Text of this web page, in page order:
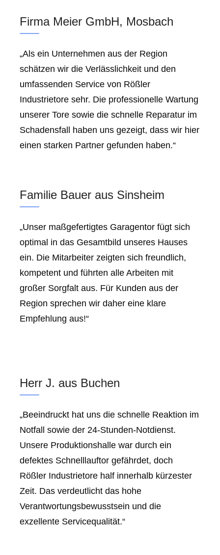
Firma Meier GmbH, Mosbach
„Als ein Unternehmen aus der Region
schätzen wir die Verlässlichkeit und den
umfassenden Service von Rößler
Industrietore sehr. Die professionelle Wartung
unserer Tore sowie die schnelle Reparatur im
Schadensfall haben uns gezeigt, dass wir hier
einen starken Partner gefunden haben.“
Familie Bauer aus Sinsheim
„Unser maßgefertigtes Garagentor fügt sich
optimal in das Gesamtbild unseres Hauses
ein. Die Mitarbeiter zeigten sich freundlich,
kompetent und führten alle Arbeiten mit
großer Sorgfalt aus. Für Kunden aus der
Region sprechen wir daher eine klare
Empfehlung aus!“
Herr J. aus Buchen
„Beeindruckt hat uns die schnelle Reaktion im
Notfall sowie der 24-Stunden-Notdienst.
Unsere Produktionshalle war durch ein
defektes Schnelllauftor gefährdet, doch
Rößler Industrietore half innerhalb kürzester
Zeit. Das verdeutlicht das hohe
Verantwortungsbewusstsein und die
exzellente Servicequalität.“